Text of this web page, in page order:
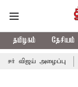
தமிழகம் தேசியம்
விஜய் அழைப்பு